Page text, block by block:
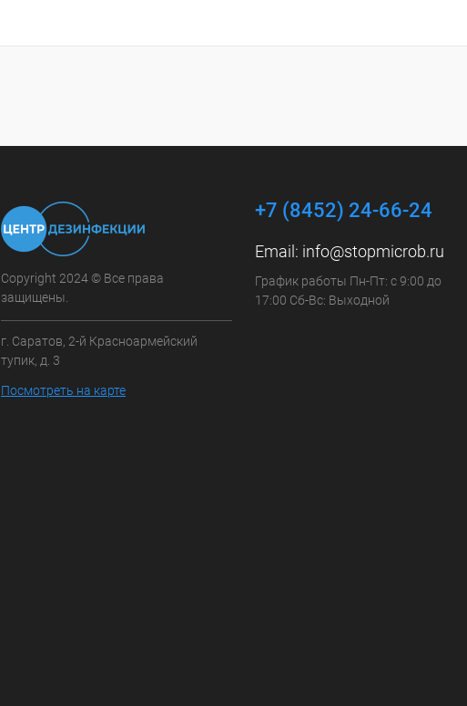
Copyright 2024 © Все права
защищены.
г. Саратов, 2-й Красноармейский
тупик, д. 3
Посмотреть на карте
+7 (8452) 24-66-24
Email: info@stopmicrob.ru
График работы Пн-Пт: с 9:00 до
17:00 Сб-Вс: Выходной